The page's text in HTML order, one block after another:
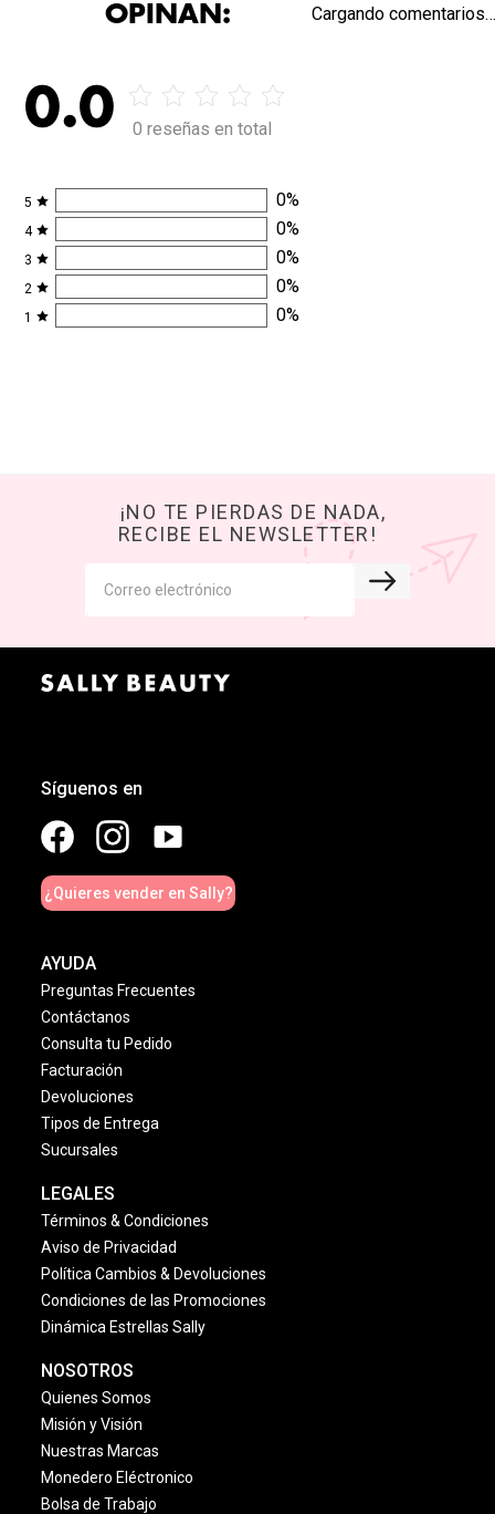
OPINAN:
0.0 0 reseñas en total
5 0%
4 0%
3 0%
2 0%
1 0%
Cargando
¡NO TE PIERDAS DE NADA,
RECIBE EL NEWSLETTER!
Síguenos en
¿Quieres vender en Sally?
AYUDA
Preguntas Frecuentes
Contáctanos
Consulta tu Pedido
Facturación
Devoluciones
Tipos de Entrega
Sucursales
LEGALES
Términos & Condiciones
Aviso de Privacidad
Política Cambios & Devoluciones
Condiciones de las Promociones
Dinámica Estrellas Sally
NOSOTROS
Quienes Somos
Misión y Visión
Nuestras Marcas
Monedero Eléctronico
Bolsa de Trabajo